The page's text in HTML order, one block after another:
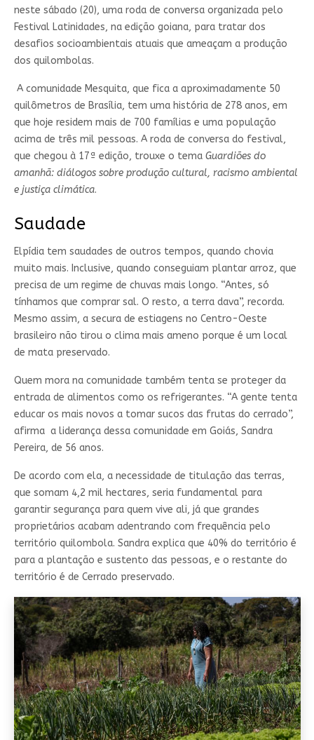
neste sábado (20), uma roda de conversa organizada pelo
Festival Latinidades, na edição goiana, para tratar dos
desafios socioambientais atuais que ameaçam a produção
dos quilombolas.
A comunidade Mesquita, que fica a aproximadamente 50
quilômetros de Brasília, tem uma história de 278 anos, em
que hoje residem mais de 700 famílias e uma população
acima de três mil pessoas. A roda de conversa do festival,
que chegou à 17ª edição, trouxe o tema Guardiões do
amanhã: diálogos sobre produção cultural, racismo ambiental
e justiça climática.
Saudade
Elpídia tem saudades de outros tempos, quando chovia
muito mais. Inclusive, quando conseguiam plantar arroz, que
precisa de um regime de chuvas mais longo. “Antes, só
tínhamos que comprar sal. O resto, a terra dava”, recorda.
Mesmo assim, a secura de estiagens no Centro-Oeste
brasileiro não tirou o clima mais ameno porque é um local
de mata preservado.
Quem mora na comunidade também tenta se proteger da
entrada de alimentos como os refrigerantes. “A gente tenta
educar os mais novos a tomar sucos das frutas do cerrado”,
afirma a liderança dessa comunidade em Goiás, Sandra
Pereira, de 56 anos.
De acordo com ela, a necessidade de titulação das terras,
que somam 4,2 mil hectares, seria fundamental para
garantir segurança para quem vive ali, já que grandes
proprietários acabam adentrando com frequência pelo
território quilombola. Sandra explica que 40% do território é
para a plantação e sustento das pessoas, e o restante do
território é de Cerrado preservado.